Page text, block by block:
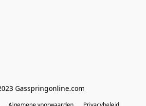
Gasspringonline.com